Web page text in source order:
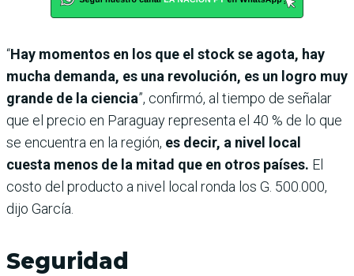
“Hay momentos en los que el stock se agota, hay
mucha demanda, es una revolución, es un logro muy
grande de la ciencia”, confirmó, al tiempo de señalar
que el precio en Paraguay representa el 40 % de lo que
se encuentra en la región, es decir, a nivel local
cuesta menos de la mitad que en otros países. El
costo del producto a nivel local ronda los G. 500.000,
dijo García.
Seguridad